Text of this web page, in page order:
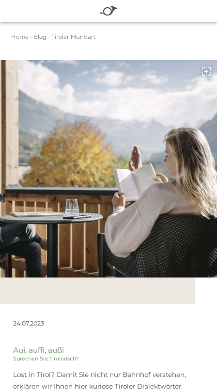
ZIMMER & PREISE
WELLNESS
SOMMER
WINTER
BLOG
SERVICE
Gutscheine Pauschalen Sommer
Winter
Home - Blog - Tiroler Mundart
24.07.2023
Aui, auffi, außi
Sprechen Sie Tirolerisch?
Lost in Tirol? Damit Sie nicht nur Bahnhof verstehen,
erklären wir Ihnen hier kuriose Tiroler Dialektwörter.